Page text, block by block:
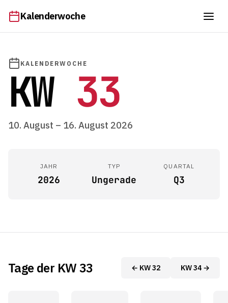
Kalenderwoche
KALENDERWOCHE
KW 33
10. August – 16. August 2026
JAHR
2026
TYP
Ungerade
QUARTAL
Q3
Tage der KW 33 ← KW 32 KW 34 →